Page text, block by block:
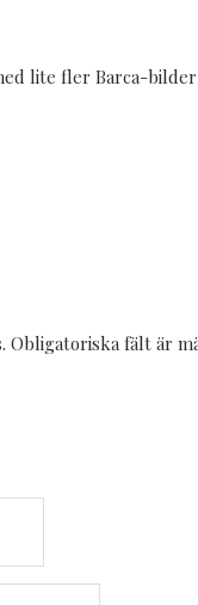
lite fler Barca-bilder
Obligatoriska fält är